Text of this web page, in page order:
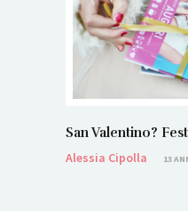
San Valentino?
Alessia Cipolla
13